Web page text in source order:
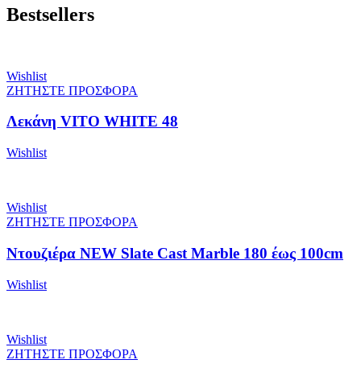
Bestsellers
Wishlist
ΖΗΤΗΣΤΕ ΠΡΟΣΦΟΡΑ
Λεκάνη VITO WHITE 48
Wishlist
Wishlist
ΖΗΤΗΣΤΕ ΠΡΟΣΦΟΡΑ
Ντουζιέρα NEW Slate Cast Marble 180 έως 100cm
Wishlist
Wishlist
ΖΗΤΗΣΤΕ ΠΡΟΣΦΟΡΑ